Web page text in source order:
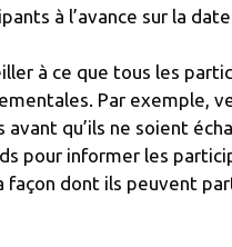
à l’avance sur la
à ce que tous les
Par exemple,
qu’ils ne soient
pour informer les
façon dont ils peuvent